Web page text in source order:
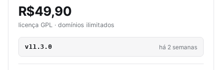
R$49,90
licença GPL · domínios ilimitados
v11.3.0 há 2 semanas